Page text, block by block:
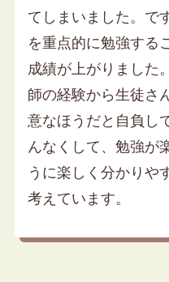
てしまいました。で
を重点的に勉強する
成績が上がりました
師の経験から生徒さ
意なほうだと自負し
んなくして、勉強が
うに楽しく分かりや
考えています。